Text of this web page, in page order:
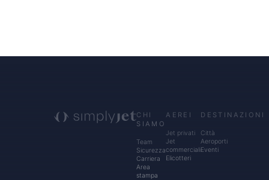
CHI
SIAMO
Team
Sicurezza
Carriera
Area
stampa
AEREI
Jet privati
Jet
commerciali
Elicotteri
DESTINAZIONI
Città
Aeroporti
Eventi